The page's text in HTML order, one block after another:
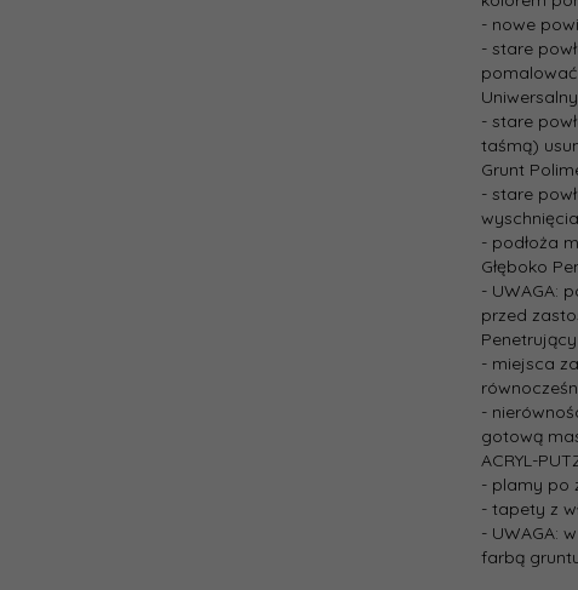
- nowe
- stare
pomalować
Uniwersalny
- stare
taśmą)
Grunt
- stare
wyschnięcia
- podłoża
Głęboko
- UWAGA:
przed
Penetrujący
- miejsca
-
gotową
ACRYL-
- plamy po
- tapety z
- UWAGA:
farbą